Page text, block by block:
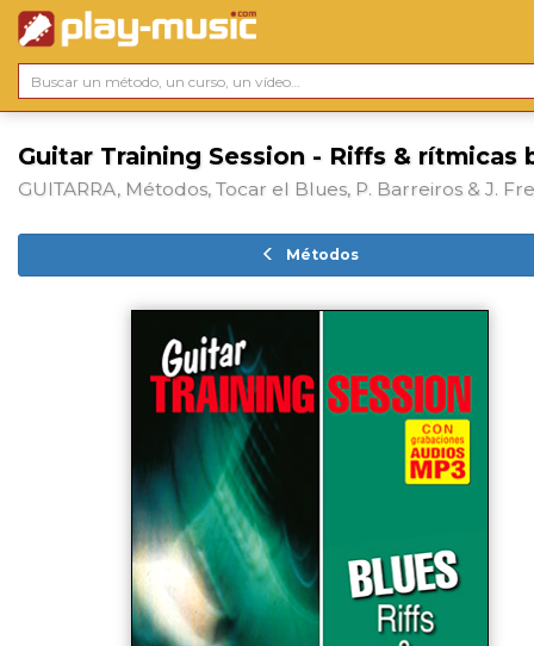
Guitar Training Session - Riffs & rítmicas
GUITARRA, Métodos, Tocar el Blues, P. Barreiros & J.
Métodos